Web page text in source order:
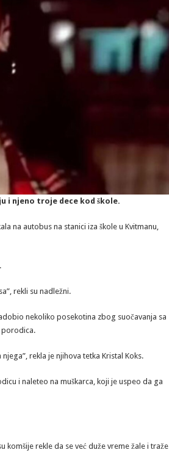
i njeno troje dece kod škole.
na autobus na stanici iza škole u Kvitmanu,
rekli su nadležni.
nekoliko posekotina zbog suočavanja sa
porodica.
rekla je njihova tetka Kristal Koks.
i naleteo na muškarca, koji je uspeo da ga
komšije rekle da se već duže vreme žale i traže